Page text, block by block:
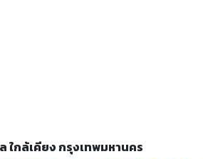
ใกล้เคียง กรุงเทพมหานคร